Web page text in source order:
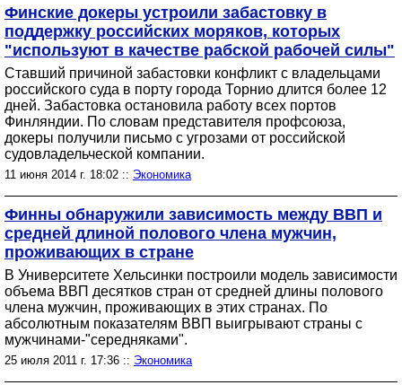
Финские докеры устроили забастовку в
поддержку российских моряков, которых
"используют в качестве рабской рабочей силы"
Ставший причиной забастовки конфликт с владельцами
российского суда в порту города Торнио длится более 12
дней. Забастовка остановила работу всех портов
Финляндии. По словам представителя профсоюза,
докеры получили письмо с угрозами от российской
судовладельческой компании.
11 июня 2014 г. 18:02 :: Экономика
Финны обнаружили зависимость между ВВП и
средней длиной полового члена мужчин,
проживающих в стране
В Университете Хельсинки построили модель зависимости
объема ВВП десятков стран от средней длины полового
члена мужчин, проживающих в этих странах. По
абсолютным показателям ВВП выигрывают страны с
мужчинами-"середняками".
25 июля 2011 г. 17:36 :: Экономика